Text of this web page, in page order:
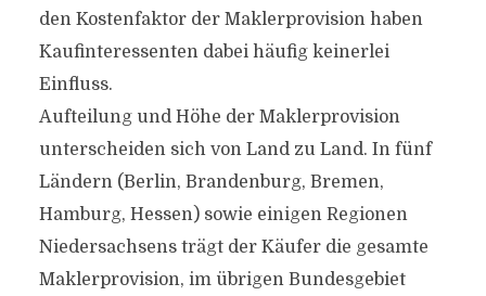
den Kostenfaktor der Maklerprovision haben
Kaufinteressenten dabei häufig keinerlei
Einfluss.
Aufteilung und Höhe der Maklerprovision
unterscheiden sich von Land zu Land. In fünf
Ländern (Berlin, Brandenburg, Bremen,
Hamburg, Hessen) sowie einigen Regionen
Niedersachsens trägt der Käufer die gesamte
Maklerprovision, im übrigen Bundesgebiet